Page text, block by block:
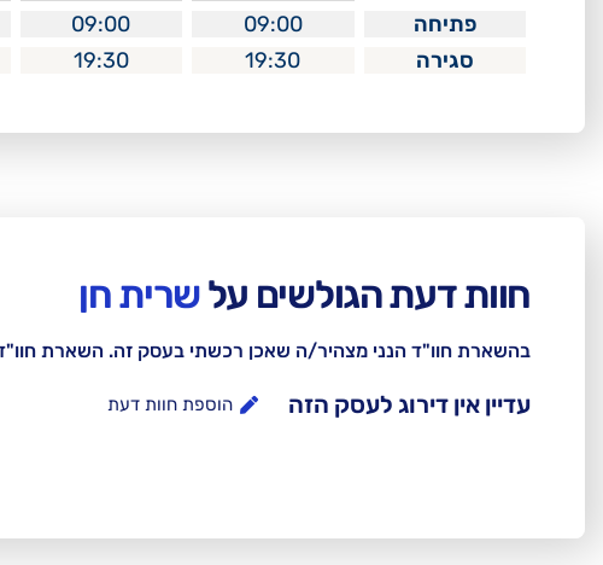
פתיחה 09:00
09:00
סגירה
19:30
19:30
חוות דעת הגולשים עלשרית חן
בהשארת חוו"ד הנני מצהיר/ה שאכן רכשתי בעסק זה. השארת
עדיין אין דירוג לעסק הזה הוספת חוות דעת